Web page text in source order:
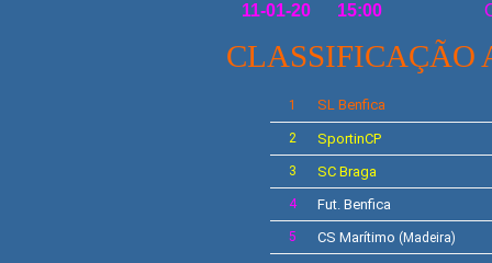
11-01-20
15:00
CLASSIFICAÇÃO
1 SL Benfica
2 SportinCP
3 SC Braga
4 Fut. Benfica
5 CS Marítimo (Madeira)